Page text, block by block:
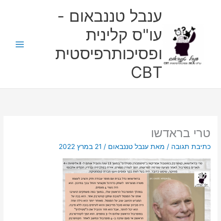
ענבל טננבאום -
עו"ס קלינית
ופסיכותרפיסטית
CBT
טרי בראדשו
כתיבת תגובה / מאתענבל טננבאום/ 21 במרץ 2022